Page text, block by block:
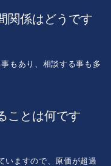
関係はどうです
もあり、相談する事も多
ことは何です
いますので、原価が超過